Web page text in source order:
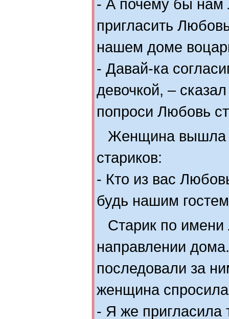
- А почему бы нам
пригласить
нашем доме
- Давай-ка
девочкой, –
попроси Любовь
Женщина вышла
стариков:
- Кто из вас
будь нашим
Старик по
направлении
последовали за
женщина спросила
- Я же пригласила